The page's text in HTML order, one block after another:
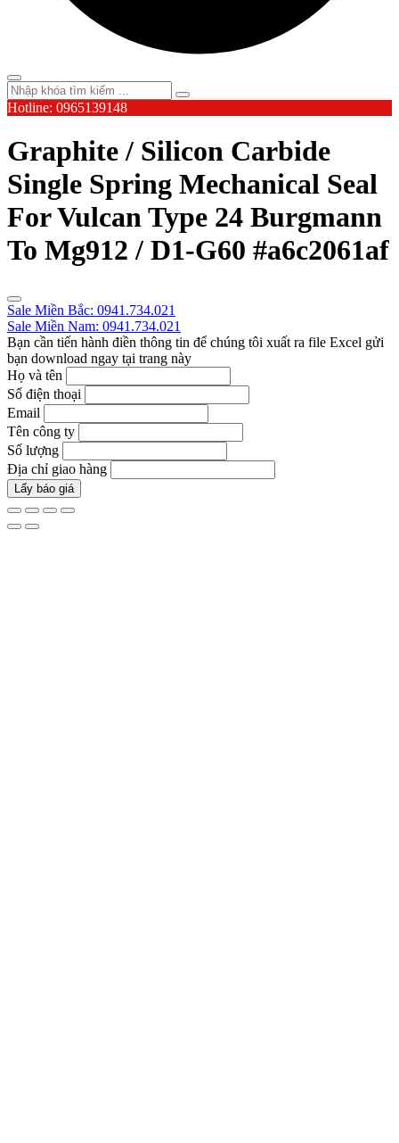
Hotline: 0965139148
Graphite / Silicon Carbide
Single Spring Mechanical Seal
For Vulcan Type 24 Burgmann
To Mg912 / D1-G60 #a6c2061af
Sale Miền Bắc: 0941.734.021
Sale Miền Nam: 0941.734.021
Bạn cần tiến hành điền thông tin để chúng tôi xuất ra file Excel gửi
bạn download ngay tại trang này
Họ và tên
Số điện thoại
Email
Tên công ty
Số lượng
Địa chỉ giao hàng